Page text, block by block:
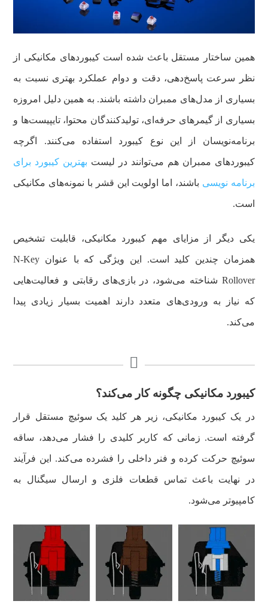
همین ساختار مستقل باعث شده است کیبوردهای مکانیکی از
نظر سرعت پاسخ‌دهی، دقت و دوام عملکرد بهتری نسبت به
بسیاری از مدل‌های ممبران داشته باشند. به همین دلیل امروزه
بسیاری از گیمرهای حرفه‌ای، تولیدکنندگان محتوا، تایپیست‌ها و
برنامه‌نویسان از این نوع کیبورد استفاده می‌کنند. اگرچه
کیبوردهای ممبران هم می‌توانند در لیست بهترین کیبورد برای
برنامه نویسی باشند، اما اولویت این قشر با نمونه‌های مکانیکی
است.
یکی دیگر از مزایای مهم کیبورد مکانیکی، قابلیت تشخیص
همزمان چندین کلید است. این ویژگی که با عنوان N-Key
Rollover شناخته می‌شود، در بازی‌های رقابتی و فعالیت‌هایی
که نیاز به ورودی‌های متعدد دارند اهمیت بسیار زیادی پیدا
می‌کند.
کیبورد مکانیکی چگونه کار می‌کند؟
در یک کیبورد مکانیکی، زیر هر کلید یک سوئیچ مستقل قرار
گرفته است. زمانی که کاربر کلیدی را فشار می‌دهد، ساقه
سوئیچ حرکت کرده و فنر داخلی را فشرده می‌کند. این فرآیند
در نهایت باعث تماس قطعات فلزی و ارسال سیگنال به
کامپیوتر می‌شود.